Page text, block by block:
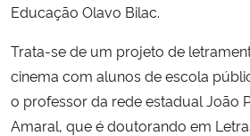
Ministério da Mulher, da Família e dos Direitos
Secretaria-Geral
Secretaria de Governo
Educação Olavo Bilac.
Trata-se de um projeto de
cinema com alunos de escola
o professor da rede estadual João
Amaral, que é doutorando em